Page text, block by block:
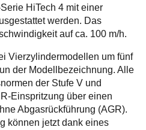
HiTech 4 mit einer
werden. Das
auf ca. 100 m/h.
Vierzylindermodellen um fünf
der Modellbezeichnung. Alle
der Stufe V und
Einspritzung über einen
Abgasrückführung (AGR).
können jetzt dank eines